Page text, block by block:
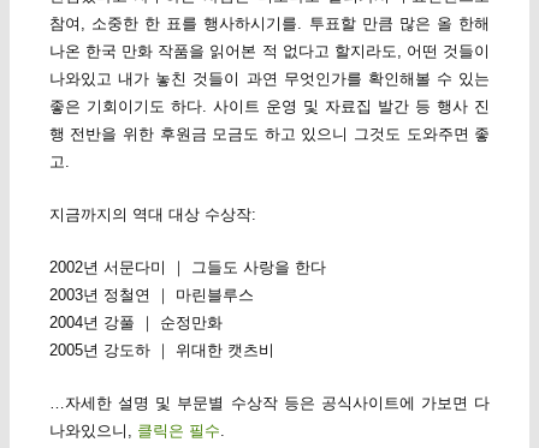
참여, 소중한 한 표를 행사하시기를. 투표할 만큼 많은 올 한해
나온 한국 만화 작품을 읽어본 적 없다고 할지라도, 어떤 것들이
나와있고 내가 놓친 것들이 과연 무엇인가를 확인해볼 수 있는
좋은 기회이기도 하다. 사이트 운영 및 자료집 발간 등 행사 진
행 전반을 위한 후원금 모금도 하고 있으니 그것도 도와주면 좋
고.
지금까지의 역대 대상 수상작:
2002년 서문다미 ｜ 그들도 사랑을 한다
2003년 정철연 ｜ 마린블루스
2004년 강풀 ｜ 순정만화
2005년 강도하 ｜ 위대한 캣츠비
…자세한 설명 및 부문별 수상작 등은 공식사이트에 가보면 다
나와있으니, 클릭은 필수.